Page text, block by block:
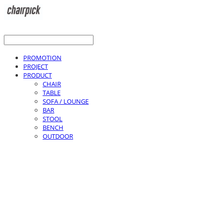
PROMOTION
PROJECT
PRODUCT
CHAIR
TABLE
SOFA / LOUNGE
BAR
STOOL
BENCH
OUTDOOR